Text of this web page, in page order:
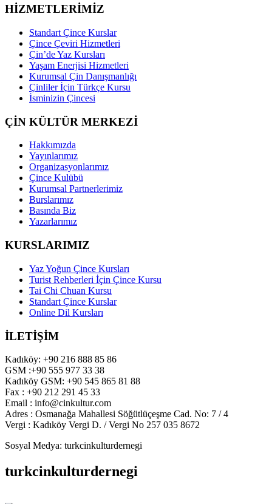
HİZMETLERİMİZ
Standart Çince Kurslar
Çince Çeviri Hizmetleri
Çin’de Yaz Kursları
Yaşam Enerjisi Hizmetleri
Kurumsal Çin Danışmanlığı
Çinliler İçin Türkçe Kursu
İsminizin Çincesi
ÇİN KÜLTÜR MERKEZİ
Hakkımızda
Yayınlarımız
Organizasyonlarımız
Çince Kulübü
Kurumsal Partnerlerimiz
Burslarımız
Basında Biz
Yazarlarımız
KURSLARIMIZ
Yaz Yoğun Çince Kursları
Turist Rehberleri İçin Çince Kursu
Tai Chi Chuan Kursu
Standart Çince Kurslar
Online Dil Kursları
İLETİŞİM
Kadıköy: +90 216 888 85 86
GSM :+90 555 977 33 38
Kadıköy GSM: +90 545 865 81 88
Fax : +90 212 291 45 33
Email : info@cinkultur.com
Adres : Osmanağa Mahallesi Söğütlüçeşme Cad. No: 7 / 4
Vergi : Kadıköy Vergi D. / Vergi No 257 035 8672
Sosyal Medya: turkcinkulturdernegi
turkcinkulturdernegi